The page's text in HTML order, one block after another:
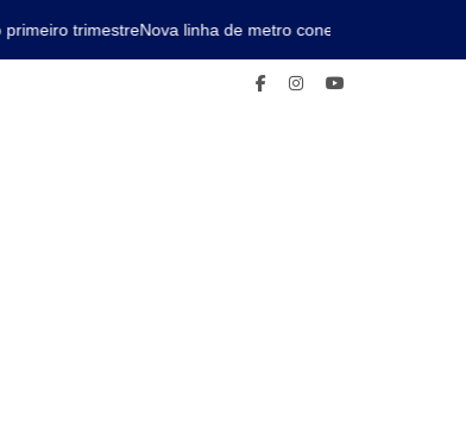
trimestreNova linha de metro conectará Luanda ao